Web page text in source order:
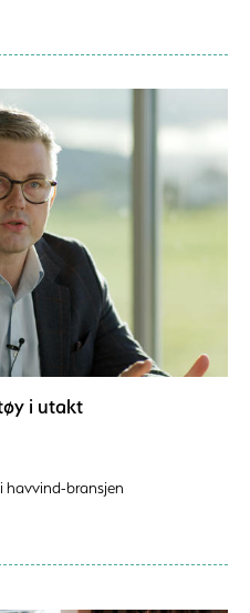
i utakt
havvind-bransjen